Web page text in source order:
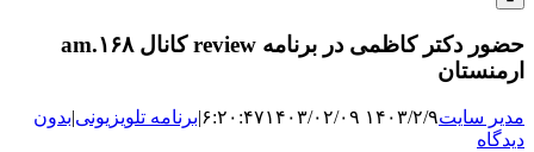
حضور دکتر کاظمی در برنامه review کانال ۱۶۸.am
ارمنستان
مدیر سایت۱۴۰۳/۲/۹ ۶:۲۰:۴۷ ۱۴۰۳/۰۲/۰۹ |برنامه‌ تلویزیونی|بدون
دیدگاه